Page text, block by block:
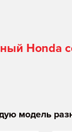
Honda
модель